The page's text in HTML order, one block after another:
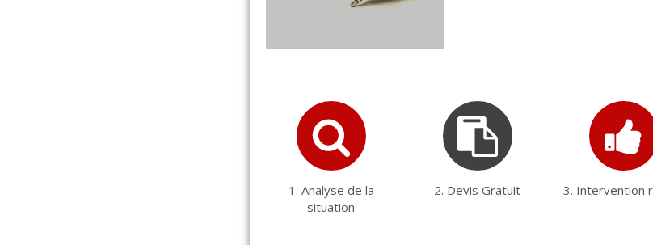
1. Analyse de la
situation
2. Devis Gratuit 3. Intervention